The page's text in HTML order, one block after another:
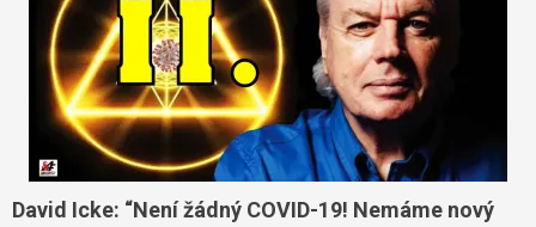
David Icke: “Není žádný COVID-19! Nemáme nový